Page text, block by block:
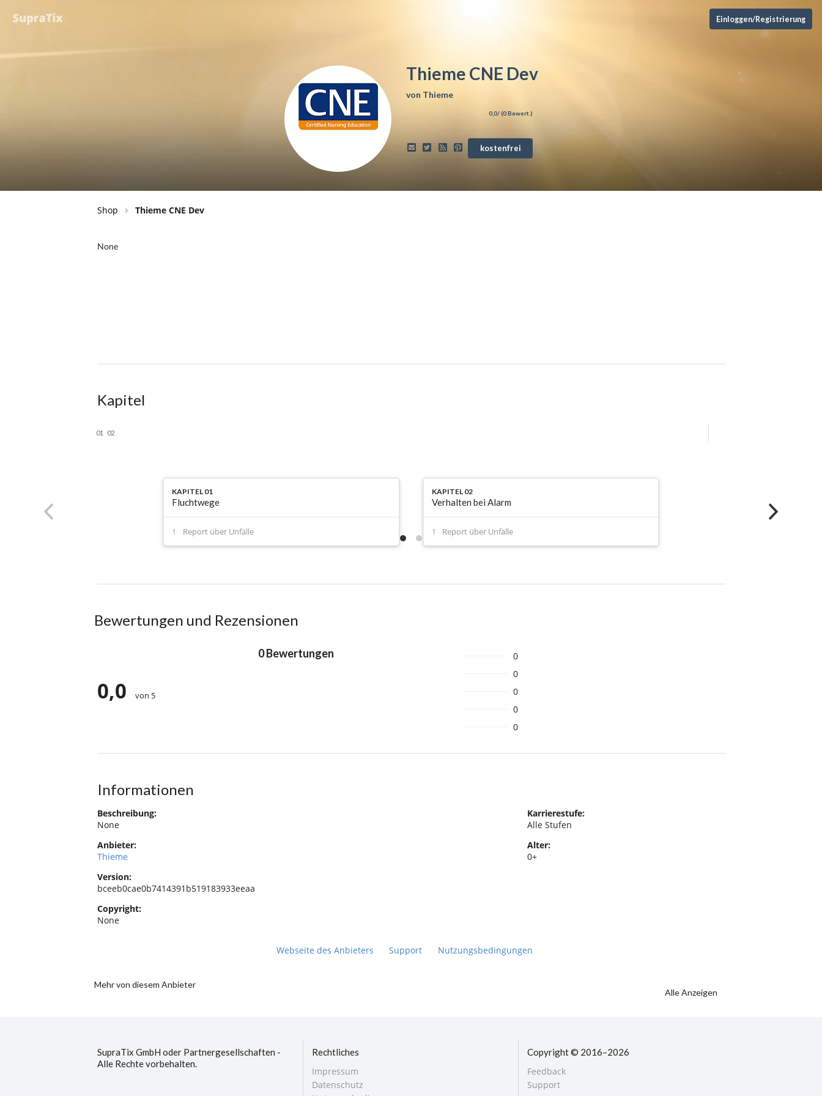
Einloggen/Registrierung
Thieme CNE Dev
von Thieme
0,0/ (0 Bewert.)
kostenfrei
Shop Thieme CNE Dev
Kapitel
01 02
KAPITEL 01
Fluchtwege
Report über Unfälle
KAPITEL 02
Verhalten bei Alarm
Report über Unfälle
Bewertungen und Rezensionen
0,0 von 5
0 Bewertungen
0
0
0
0
0
Informationen
Beschreibung:
None
Anbieter:
Thieme
Version:
bceeb0cae0b7414391b519183933eeaa
Copyright:
None
Karrierestufe:
Alle Stufen
Alter:
0+
Webseite des Anbieters Support Nutzungsbedingungen
Mehr von diesem Anbieter
Alle Anzeigen
SupraTix GmbH oder Partnergesellschaften -
Alle Rechte vorbehalten.
Rechtliches
Impressum
Datenschutz
Copyright © 2016–2026
Feedback
Support